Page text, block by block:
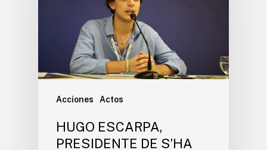
Acciones Actos
HUGO ESCARPA,
PRESIDENTE DE S’HA